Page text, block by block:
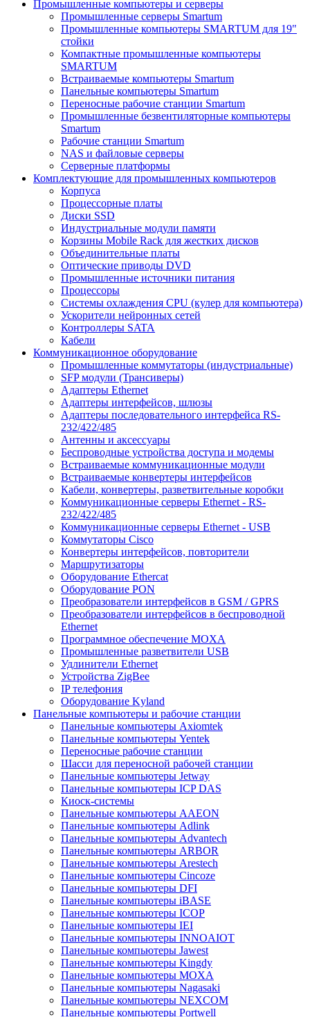
Промышленные компьютеры и серверы
Промышленные серверы Smartum
Промышленные компьютеры SMARTUM для 19"
стойки
Компактные промышленные компьютеры
SMARTUM
Встраиваемые компьютеры Smartum
Панельные компьютеры Smartum
Переносные рабочие станции Smartum
Промышленные безвентиляторные компьютеры
Smartum
Рабочие станции Smartum
NAS и файловые серверы
Серверные платформы
Комплектующие для промышленных компьютеров
Корпуса
Процессорные платы
Диски SSD
Индустриальные модули памяти
Корзины Mobile Rack для жестких дисков
Объединительные платы
Оптические приводы DVD
Промышленные источники питания
Процессоры
Системы охлаждения CPU (кулер для компьютера)
Ускорители нейронных сетей
Контроллеры SATA
Кабели
Коммуникационное оборудование
Промышленные коммутаторы (индустриальные)
SFP модули (Трансиверы)
Адаптеры Ethernet
Адаптеры интерфейсов, шлюзы
Адаптеры последовательного интерфейса RS-
232/422/485
Антенны и аксессуары
Беспроводные устройства доступа и модемы
Встраиваемые коммуникационные модули
Встраиваемые конвертеры интерфейсов
Кабели, конвертеры, разветвительные коробки
Коммуникационные серверы Ethernet - RS-
232/422/485
Коммуникационные серверы Ethernet - USB
Коммутаторы Cisco
Конвертеры интерфейсов, повторители
Маршрутизаторы
Оборудование Ethercat
Оборудование PON
Преобразователи интерфейсов в GSM / GPRS
Преобразователи интерфейсов в беспроводной
Ethernet
Программное обеспечение MOXA
Промышленные разветвители USB
Удлинители Ethernet
Устройства ZigBee
IP телефония
Оборудование Kyland
Панельные компьютеры и рабочие станции
Панельные компьютеры Axiomtek
Панельные компьютеры Yentek
Переносные рабочие станции
Шасси для переносной рабочей станции
Панельные компьютеры Jetway
Панельные компьютеры ICP DAS
Киоск-системы
Панельные компьютеры AAEON
Панельные компьютеры Adlink
Панельные компьютеры Advantech
Панельные компьютеры ARBOR
Панельные компьютеры Arestech
Панельные компьютеры Cincoze
Панельные компьютеры DFI
Панельные компьютеры iBASE
Панельные компьютеры ICOP
Панельные компьютеры IEI
Панельные компьютеры INNOAIOT
Панельные компьютеры Jawest
Панельные компьютеры Kingdy
Панельные компьютеры MOXA
Панельные компьютеры Nagasaki
Панельные компьютеры NEXCOM
Панельные компьютеры Portwell